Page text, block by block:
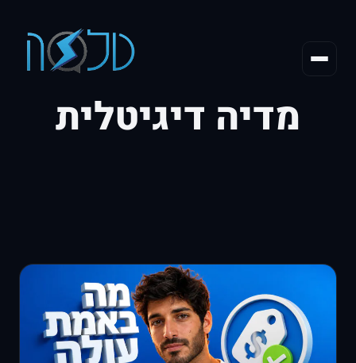
מדיה דיגיטלית